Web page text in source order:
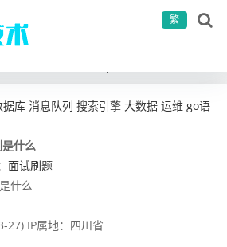
繁
据库 消息队列 搜索引擎 大数据 运维 go语
什么
面试刷题
什么
27) IP属地：四川省